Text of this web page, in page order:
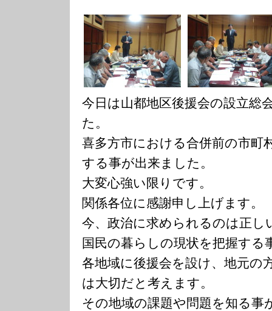
今日は山都地区後援会の設立総
た。
喜多方市における合併前の市町
する事が出来ました。
大変心強い限りです。
関係各位に感謝申し上げます。
今、政治に求められるのは正し
国民の暮らしの現状を把握する
各地域に後援会を設け、地元の
は大切だと考えます。
その地域の課題や問題を知る事